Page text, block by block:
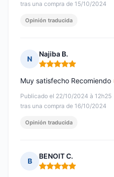
tras una compra de 15/10/2024
Opinión traducida
N
Najiba B.
Nota: 5 de 5
Publicado el 22/10/2024 à 12h25
tras una compra de 16/10/2024
Muy satisfecho Recomiendo
Opinión traducida
B
BENOIT C.
Nota: 5 de 5